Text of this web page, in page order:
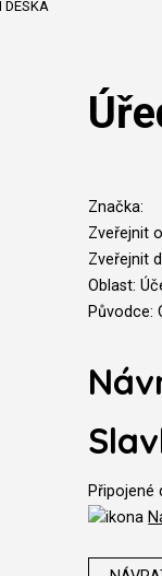
DESKA
Značka:
Zveřejnit
Zveřejnit
Oblast:
Původce:
Připojené